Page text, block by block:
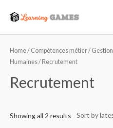
Home/ Compétences métier/ Gestion
Humaines/ Recrutement
Recrutement
Showing all 2 results